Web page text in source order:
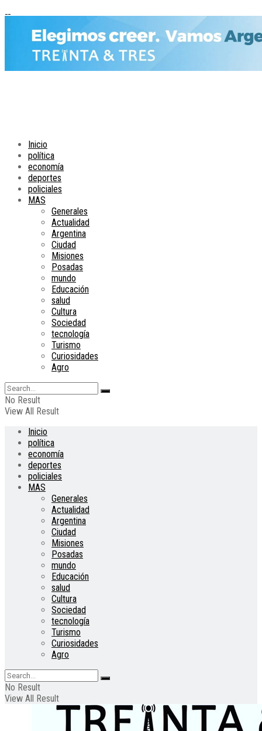
Inicio
política
economía
deportes
policiales
MAS
Generales
Actualidad
Argentina
Ciudad
Misiones
Posadas
mundo
Educación
salud
Cultura
Sociedad
tecnología
Turismo
Curiosidades
Agro
No Result
View All Result
Inicio
política
economía
deportes
policiales
MAS
Generales
Actualidad
Argentina
Ciudad
Misiones
Posadas
mundo
Educación
salud
Cultura
Sociedad
tecnología
Turismo
Curiosidades
Agro
No Result
View All Result